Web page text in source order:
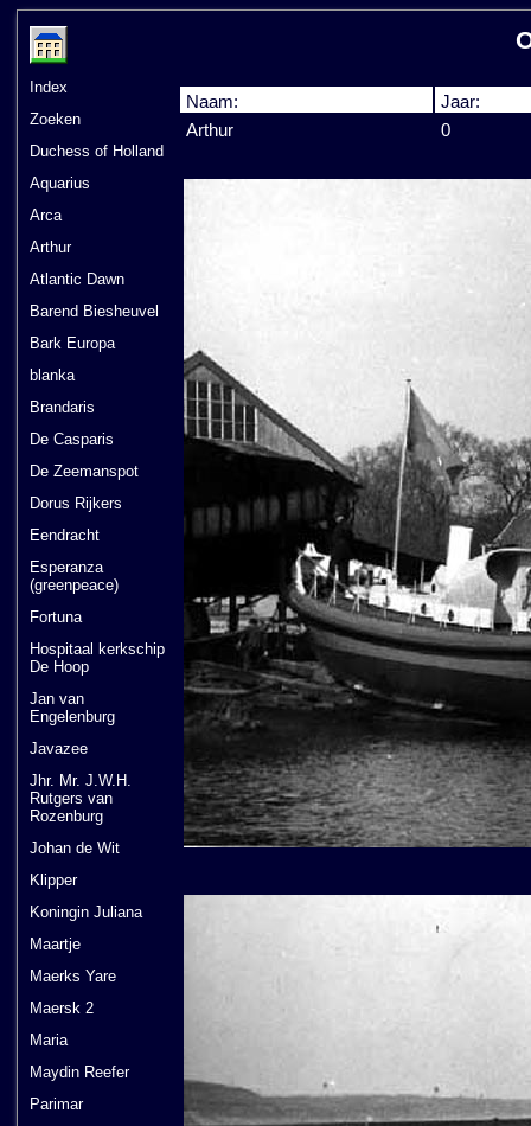
Index
Zoeken
Duchess of Holland
Aquarius
Arca
Arthur
Atlantic Dawn
Barend Biesheuvel
Bark Europa
blanka
Brandaris
De Casparis
De Zeemanspot
Dorus Rijkers
Eendracht
Esperanza
(greenpeace)
Fortuna
Hospitaal kerkschip
De Hoop
Jan van
Engelenburg
Javazee
Jhr. Mr. J.W.H.
Rutgers van
Rozenburg
Johan de Wit
Klipper
Koningin Juliana
Maartje
Maerks Yare
Maersk 2
Maria
Maydin Reefer
Parimar
Naam:
Jaar:
Arthur
0